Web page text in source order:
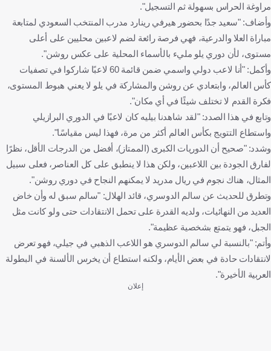
مراوغة الحراس بسهولة ثم التسجيل".
وأضاف: "سعيد جدًا بحضور هيرفي رينارد مدرب المنتخب السعودي لمتابعة
مباراة العلا والدرعية، فهي فرصة رائعة لضم لاعبين محليين على أعلى
مستوى، لأن دوري يلو مليء بالأسماء المحلية على عكس روشن".
وأكمل: "أنا لاعب دولي واسمي ضمن قائمة 60 لاعبًا شاركوا في تصفيات
كأس العالم، وابتعادي عن روشن والمشاركة في يلو لا يعني هبوط المستوى،
فكرة القدم لا تختلف شيئًا في أي مكان".
وتابع في هذا الصدد: "لقد شاهدنا بيليه كان لاعبًا في الدوري البرازيلي
واستطاع التتويج بكأس العالم أكثر من مرة، فهذا ليس مقياسًا".
وشدد: "صحيح أن الدوريات الكبرى (الممتاز)، أفضل من الدرجات الأقل، نظرًا
لفارق الجودة بين اللاعبين، ولكن هذا لا ينطبق على كل العناصر، فعلى سبيل
المثال، هناك نجوم في ريال مدريد لا يمكنهم النجاح في دوري روشن".
وتطرق للحديث عن سالم الدوسري، قائد الهلال: "سالم سبق له وأن خاض
العديد من النهائيات، ولديه القدرة على تحمل الانتقادات حتى ولو كانت مثل
الجبل، فهو يتمتع بشخصية عظيمة".
وأتم: "بالنسبة لي سالم الدوسري هو اللاعب الذهبي في جيلي، فهو تعرض
لانتقادات حادة في بعض الأيام، ولكنه استطاع أن يخرس الألسنة في البطولة
العربية الأخيرة".
إعلان